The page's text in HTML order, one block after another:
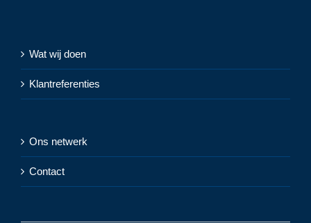
Wat wij doen
Klantreferenties
Ons netwerk
Contact